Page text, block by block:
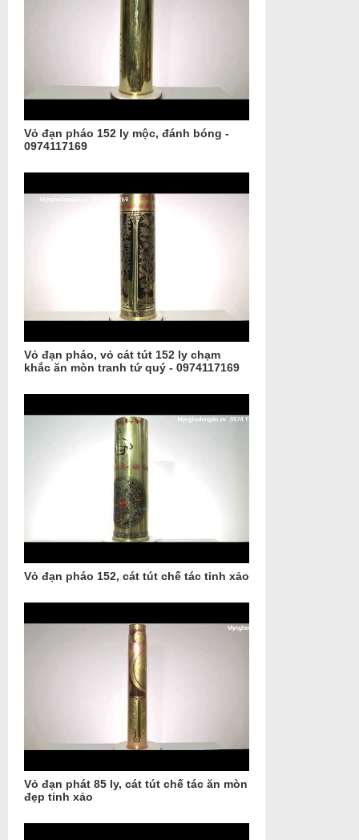
Vỏ đạn pháo 152 ly mộc, đánh bóng -
0974117169
Vỏ đạn pháo, vỏ cát tút 152 ly chạm
khắc ăn mòn tranh tứ quý - 0974117169
Vỏ đạn pháo 152, cát tút chế tác tinh xảo
Vỏ đạn phát 85 ly, cát tút chế tác ăn mòn
đẹp tinh xảo